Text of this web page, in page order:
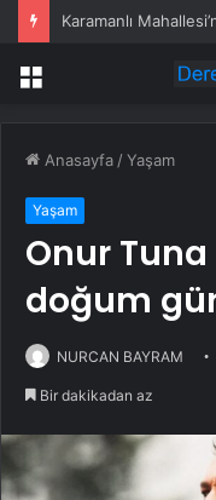
Menü
Anasayfa /Yaşam
Yaşam
Onur
doğum
NURCAN BAYRAM
Bir dakikadan az